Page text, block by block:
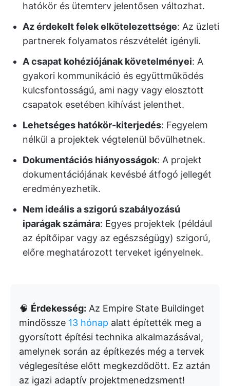
hatókör és ütemterv jelentősen változhat.
Az érdekelt felek elkötelezettsége: Az üzleti
partnerek folyamatos részvételét igényli.
A csapat kohéziójának követelményei: A
gyakori kommunikáció és együttműködés
kulcsfontosságú, ami nagy vagy elosztott
csapatok esetében kihívást jelenthet.
Lehetséges hatókör-kiterjedés: Fegyelem
nélkül a projektek végtelenül bővülhetnek.
Dokumentációs hiányosságok: A projekt
dokumentációjának kevésbé átfogó jellegét
eredményezhetik.
Nem ideális a szigorú szabályozású
iparágak számára: Egyes projektek (például
az építőipar vagy az egészségügy) szigorú,
előre meghatározott terveket igényelnek.
🧠 Érdekesség: Az Empire State Buildinget
mindössze 13 hónap alatt építették meg a
gyorsított építési technika alkalmazásával,
amelynek során az építkezés még a tervek
véglegesítése előtt megkezdődött. Ez aztán
az igazi adaptív projektmenedzsment!